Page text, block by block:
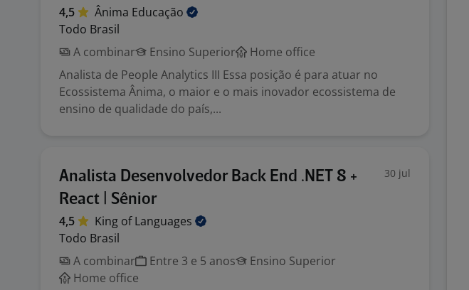
4,5 Ânima Educação
Todo Brasil
A combinar
Ensino Superior
Home office
Analista de People Analytics III Essa posição é para atuar no
Ecossistema Ânima, o maior e o mais inovador ecossistema de
ensino de qualidade do país,...
Analista Desenvolvedor Back End .NET 8 +
React | Sênior
30 jul
4,5 King ofLanguages
Todo Brasil
A combinar
Entre 3 e 5 anos
Ensino Superior
Home office